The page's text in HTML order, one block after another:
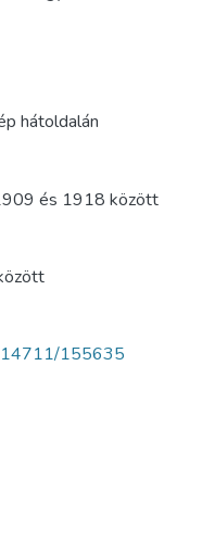
hátoldalán
és 1918 között
155635